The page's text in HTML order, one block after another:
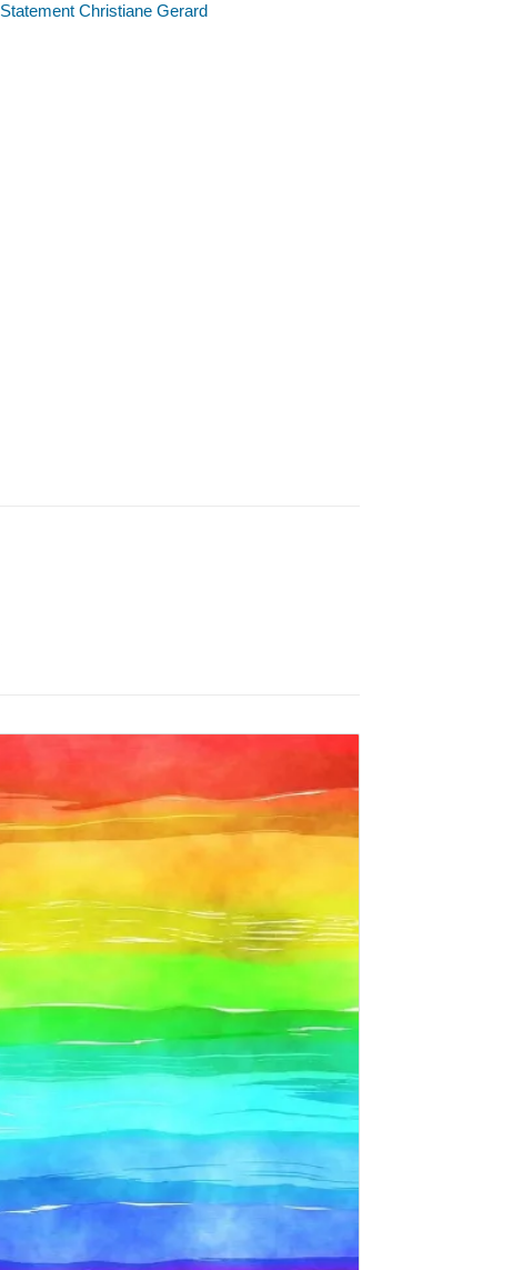
Statement Christiane Gerard